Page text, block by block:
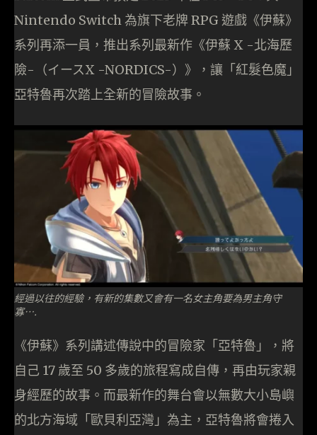
Nintendo Switch 為旗下老牌 RPG 遊戲《伊蘇》
系列再添一員，推出系列最新作《伊蘇 X -北海歷
險-（イースX -NORDICS-）》，讓「紅髮色魔」
亞特魯再次踏上全新的冒險故事。
經過以往的經驗，有新的集數又會有一名女主角要為男主角守
寡….
《伊蘇》系列講述傳說中的冒險家「亞特魯」，將
自己 17 歲至 50 多歲的旅程寫成自傳，再由玩家親
身經歷的故事。而最新作的舞台會以無數大小島嶼
的北方海域「歐貝利亞灣」為主，亞特魯將會捲入